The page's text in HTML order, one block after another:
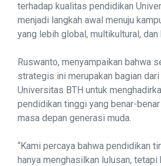
terhadap kualitas pendidikan
menjadi langkah awal menuju
yang lebih global, multikultural,
Ruswanto, menyampaikan bahwa
strategis ini merupakan bagian
Universitas BTH untuk
pendidikan tinggi yang benar-
masa depan generasi muda.
“Kami percaya bahwa pendidikan
hanya menghasilkan lulusan, tetapi